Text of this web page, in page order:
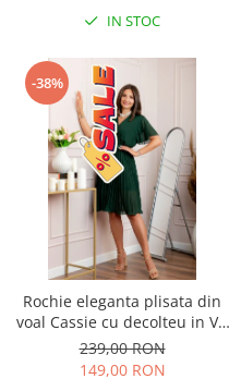
IN STOC
-38%
Rochie eleganta plisata din
voal Cassie cu decolteu in V -
Verde
239,00 RON
149,00 RON